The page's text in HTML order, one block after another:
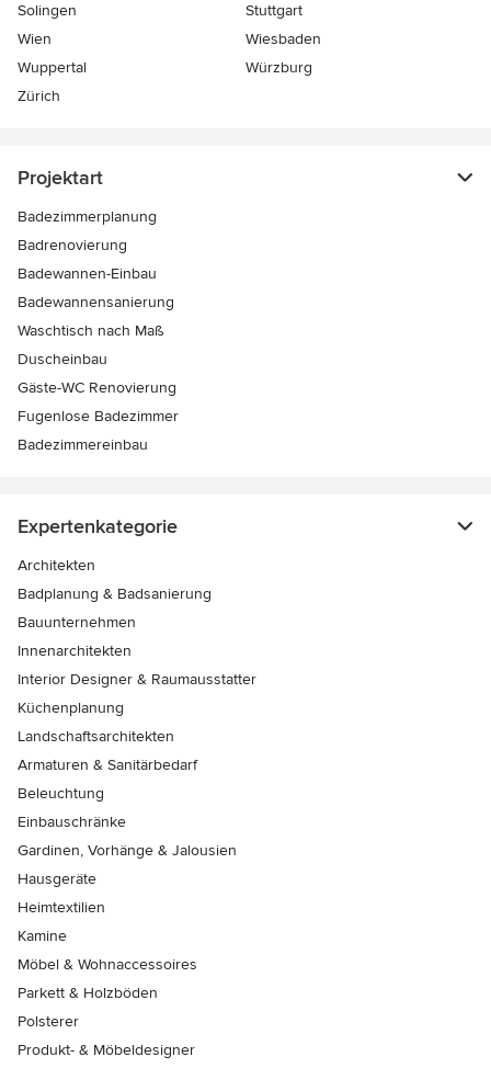
Solingen
Stuttgart
Wien
Wiesbaden
Wuppertal
Würzburg
Zürich
Projektart
Badezimmerplanung
Badrenovierung
Badewannen-Einbau
Badewannensanierung
Waschtisch nach Maß
Duscheinbau
Gäste-WC Renovierung
Fugenlose Badezimmer
Badezimmereinbau
Expertenkategorie
Architekten
Badplanung & Badsanierung
Bauunternehmen
Innenarchitekten
Interior Designer & Raumausstatter
Küchenplanung
Landschaftsarchitekten
Armaturen & Sanitärbedarf
Beleuchtung
Einbauschränke
Gardinen, Vorhänge & Jalousien
Hausgeräte
Heimtextilien
Kamine
Möbel & Wohnaccessoires
Parkett & Holzböden
Polsterer
Produkt- & Möbeldesigner